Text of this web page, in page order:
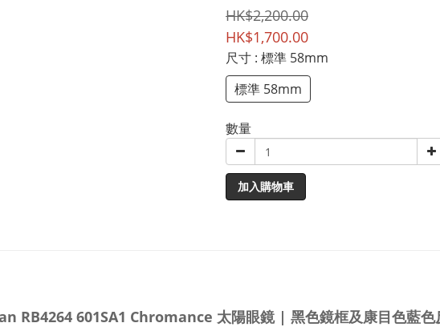
HK$2,200.00
HK$1,700.00
尺寸 : 標準 58mm
標準 58mm
數量
加入購物車
RB4264 601SA1 Chromance 太陽眼鏡 | 黑色鏡框及康目色藍色